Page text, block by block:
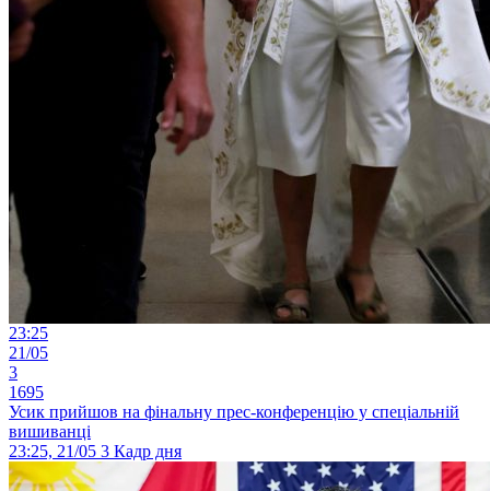
23:25
21/05
3
1695
Усик прийшов на фінальну прес-конференцію у спеціальній
вишиванці
23:25, 21/05 3 Кадр дня